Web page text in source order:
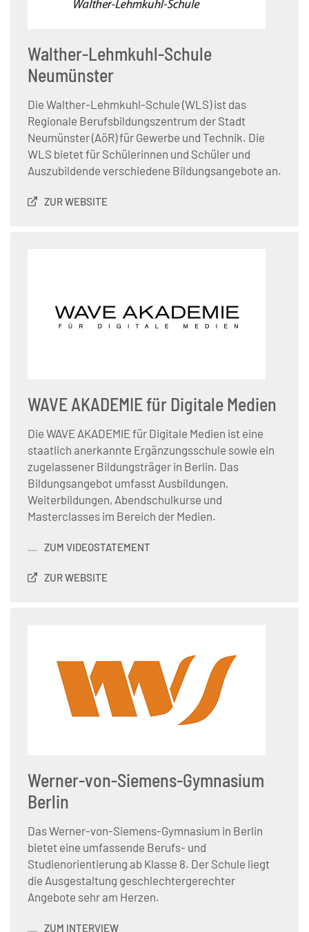
Walther-Lehmkuhl-Schule
Neumünster
Die Walther-Lehmkuhl-Schule (WLS) ist das
Regionale Berufsbildungszentrum der Stadt
Neumünster (AöR) für Gewerbe und Technik. Die
WLS bietet für Schülerinnen und Schüler und
Auszubildende verschiedene Bildungsangebote an.
ZUR WEBSITE
WAVE AKADEMIE für Digitale Medien
Die WAVE AKADEMIE für Digitale Medien ist eine
staatlich anerkannte Ergänzungsschule sowie ein
zugelassener Bildungsträger in Berlin. Das
Bildungsangebot umfasst Ausbildungen,
Weiterbildungen, Abendschulkurse und
Masterclasses im Bereich der Medien.
ZUM VIDEOSTATEMENT
ZUR WEBSITE
Werner-von-Siemens-Gymnasium
Berlin
Das Werner-von-Siemens-Gymnasium in Berlin
bietet eine umfassende Berufs- und
Studienorientierung ab Klasse 8. Der Schule liegt
die Ausgestaltung geschlechtergerechter
Angebote sehr am Herzen.
ZUM INTERVIEW